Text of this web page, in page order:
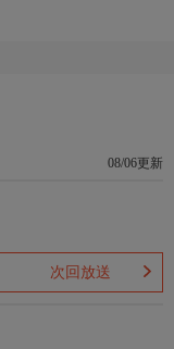
08/06更新
次回放送